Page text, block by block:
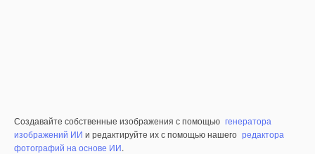
Создавайте собственные изображения с помощью генератора
изображений ИИ и редактируйте их с помощью нашего редактора
фотографий на основе ИИ.